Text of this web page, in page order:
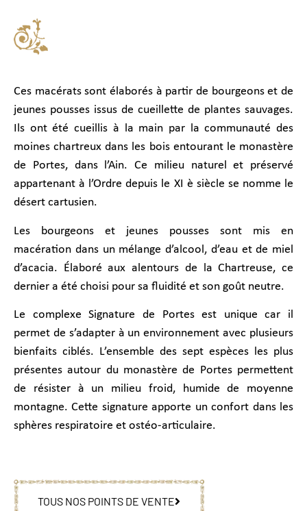
Ces macérats sont élaborés à partir de bourgeons et de
jeunes pousses issus de cueillette de plantes sauvages.
Ils ont été cueillis à la main par la communauté des
moines chartreux dans les bois entourant le monastère
de Portes, dans l’Ain. Ce milieu naturel et préservé
appartenant à l’Ordre depuis le XI è siècle se nomme le
désert cartusien.
Les bourgeons et jeunes pousses sont mis en
macération dans un mélange d’alcool, d’eau et de miel
d’acacia. Élaboré aux alentours de la Chartreuse, ce
dernier a été choisi pour sa fluidité et son goût neutre.
Le complexe Signature de Portes est unique car il
permet de s’adapter à un environnement avec plusieurs
bienfaits ciblés. L’ensemble des sept espèces les plus
présentes autour du monastère de Portes permettent
de résister à un milieu froid, humide de moyenne
montagne. Cette signature apporte un confort dans les
sphères respiratoire et ostéo-articulaire.
TOUS NOS POINTS DE VENTE